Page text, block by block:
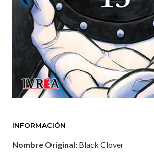
INFORMACIÓN
Nombre Original: Black Clover